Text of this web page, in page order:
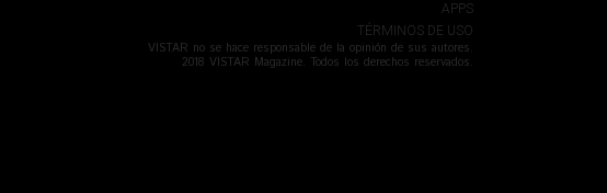
APPS
TÉRMINOS DE USO
VISTAR no se hace responsable de la opinión de sus autores.
2018 VISTAR Magazine. Todos los derechos reservados.